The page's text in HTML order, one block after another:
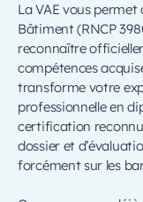
La VAE vous permet
Bâtiment (RNCP
reconnaître
compétences
transforme votre
professionnelle en
certification
dossier et
forcément sur les